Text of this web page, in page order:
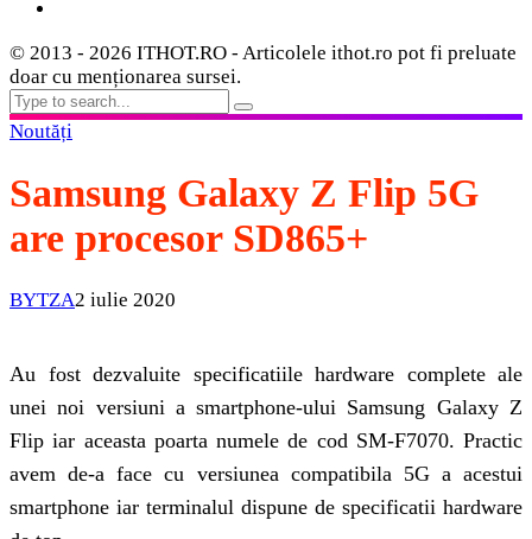
© 2013 - 2026 ITHOT.RO - Articolele ithot.ro pot fi preluate
doar cu menționarea sursei.
Noutăți
Samsung Galaxy Z Flip 5G
are procesor SD865+
BYTZA2 iulie 2020
Au fost dezvaluite specificatiile hardware complete ale
unei noi versiuni a smartphone-ului Samsung Galaxy Z
Flip iar aceasta poarta numele de cod SM-F7070. Practic
avem de-a face cu versiunea compatibila 5G a acestui
smartphone iar terminalul dispune de specificatii hardware